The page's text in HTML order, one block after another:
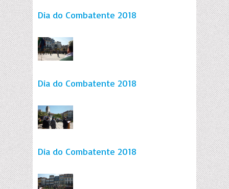
Dia do Combatente 2018
Dia do Combatente 2018
Dia do Combatente 2018